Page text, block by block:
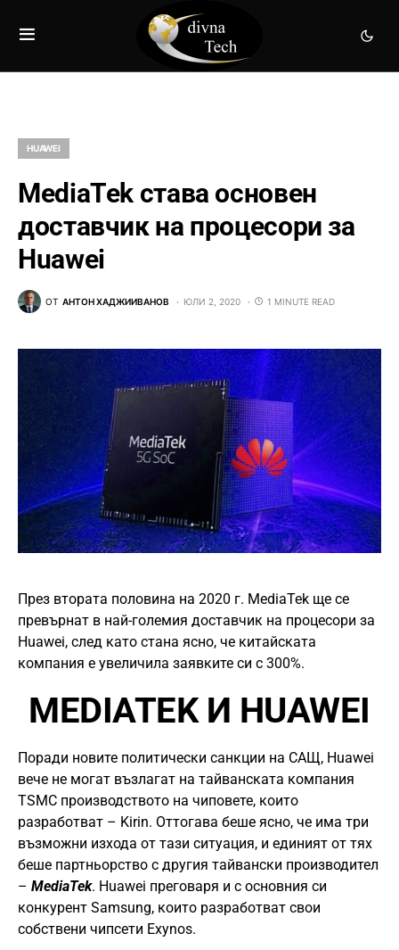
HUAWEI
MediaTek става основен
доставчик на процесори за
Huawei
ОТ АНТОН ХАДЖИИВАНОВ ЮЛИ 2, 2020 1 MINUTE READ
През втората половина на 2020 г. MediaTek ще се
превърнат в най-големия доставчик на процесори за
Huawei, след като стана ясно, че китайската
компания е увеличила заявките си с 300%.
MEDIATEK И HUAWEI
Поради новите политически санкции на САЩ, Huawei
вече не могат възлагат на тайванската компания
TSMC производството на чиповете, които
разработват – Kirin. Оттогава беше ясно, че има три
възможни изхода от тази ситуация, и единият от тях
беше партньорство с другия тайвански производител
– MediaTek. Huawei преговаря и с основния си
конкурент Samsung, които разработват свои
собствени чипсети Exynos.